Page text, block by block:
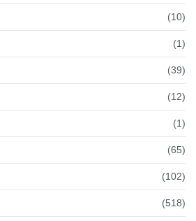
(10)
(1)
(39)
(12)
(1)
(65)
(102)
(518)